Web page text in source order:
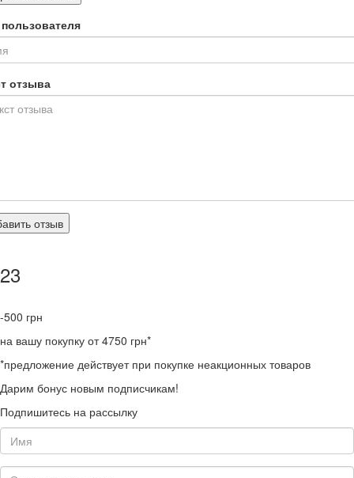
отзыва
отзыв
23
-500 грн
на вашу покупку от 4750 грн*
*предложение действует при покупке неакционных товаров
Дарим бонус новым подписчикам!
Подпишитесь на рассылку